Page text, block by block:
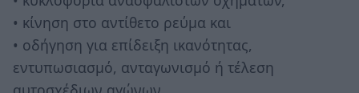
• κίνηση στο αντίθετο ρεύμα και
• οδήγηση για επίδειξη ικανότητας,
εντυπωσιασμό, ανταγωνισμό ή τέλεση